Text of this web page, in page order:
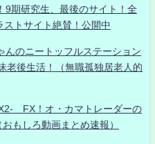
9期研究生、最後のサイト！全
トサイト絶賛！公開中
んのニートッフルステーション
老後生活！（無職孤独居老人的
FX！オ・カマトレーダーの
もしろ動画まとめ速報）